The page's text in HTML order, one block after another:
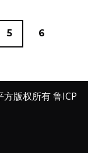
5 6
版权所有鲁ICP